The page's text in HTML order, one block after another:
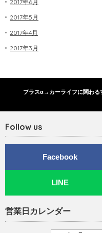
2017年6月
2017年5月
2017年4月
2017年3月
プラスα→カーライフに関わる
Follow us
Facebook
LINE
営業日カレンダー